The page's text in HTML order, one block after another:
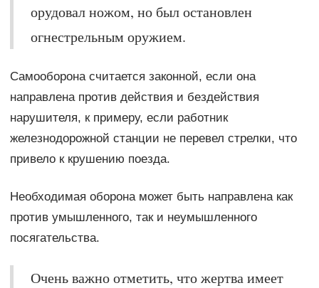
орудовал ножом, но был остановлен
огнестрельным оружием.
Самооборона считается законной, если она
направлена против действия и бездействия
нарушителя, к примеру, если работник
железнодорожной станции не перевел стрелки, что
привело к крушению поезда.
Необходимая оборона может быть направлена как
против умышленного, так и неумышленного
посягательства.
Очень важно отметить, что жертва имеет